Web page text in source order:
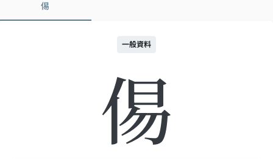
㑥
一般資料
㑥